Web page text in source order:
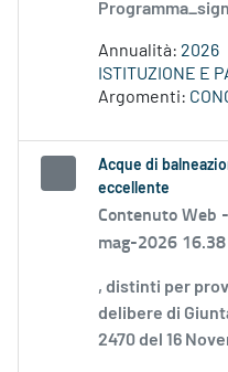
Annualità: 2026
ISTITUZIONE E
Argomenti:
Acque di
eccellente
Contenuto Web -
mag-2026 16.38
, distinti per
delibere di
2470 del 16